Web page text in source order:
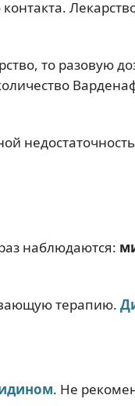
то разовую
наблюдаются:
терапию.
. Не